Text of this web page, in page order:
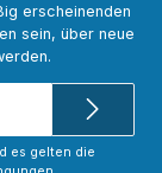
erscheinenden
sein, über neue
es gelten die